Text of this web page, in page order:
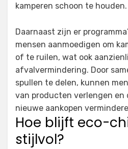
kamperen schoon te houden.
Daarnaast zijn er
mensen aanmoedigen om
of te ruilen, wat ook
afvalvermindering. Door
spullen te delen, kunnen
van producten verlengen en
nieuwe aankopen
Hoe blijft eco-
stijlvol?